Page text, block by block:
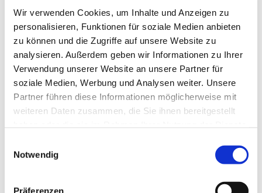
Wir verwenden Cookies, um Inhalte und Anzeigen zu
personalisieren, Funktionen für soziale Medien anbieten
zu können und die Zugriffe auf unsere Website zu
analysieren. Außerdem geben wir Informationen zu Ihrer
Verwendung unserer Website an unsere Partner für
soziale Medien, Werbung und Analysen weiter. Unsere
Partner führen diese Informationen möglicherweise mit
weiteren Daten zusammen, die Sie ihnen bereitgestellt
Notwendig
Präferenzen
Dies könnte Sie auch